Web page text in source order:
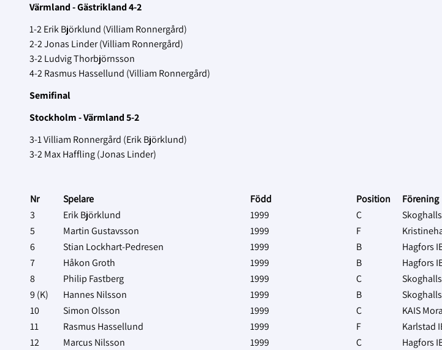
Värmland - Gästrikland 4-2
1-2 Erik Björklund (Villiam Ronnergård)
2-2 Jonas Linder (Villiam Ronnergård)
3-2 Ludvig Thorbjörnsson
4-2 Rasmus Hassellund (Villiam Ronnergård)
Semifinal
Stockholm - Värmland 5-2
3-1 Villiam Ronnergård (Erik Björklund)
3-2 Max Haffling (Jonas Linder)
Nr Spelare Född Position
Förening
3
Erik Björklund 1999 C
5
Martin Gustavsson 1999 F
6
Stian Lockhart-Pedresen 1999 B
Hagfors
7
Håkon Groth 1999 B
Hagfors
8
Philip Fastberg 1999 C
9 (K)
Hannes Nilsson 1999 B
10
Simon Olsson 1999 C
KAIS
11
Rasmus Hassellund 1999 F
Karlstad
12
Marcus Nilsson 1999 C
Hagfors